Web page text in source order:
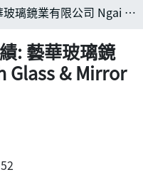
擁先進設備 創行業佳績: 藝華玻璃鏡業有限公司 Ngai Wah Glass & Mirror Limited
: 藝華玻璃鏡
Glass & Mirror